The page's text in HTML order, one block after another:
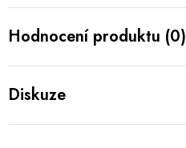
Hodnocení produktu (0)
Diskuze